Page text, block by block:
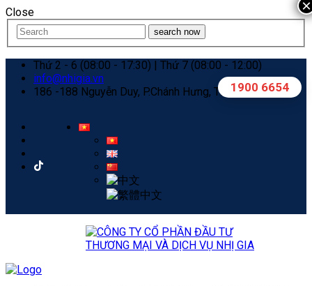
Close
search now
Thứ 2 - 6 (08:00 - 17:30) | Thứ 7 (08:00 - 12:00)
info@nhigia.vn
186 -188 Nguyễn Duy, P.Chánh Hưng, TP. Hồ Chí Minh
1900 6654
×